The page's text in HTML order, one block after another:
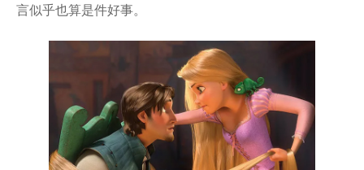
言似乎也算是件好事。